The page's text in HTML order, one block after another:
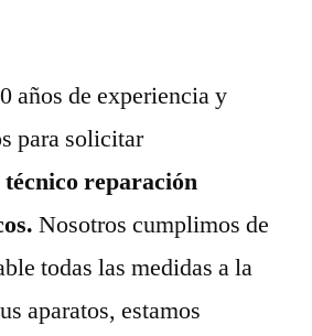
años de experiencia y
para solicitar
reparación
Nosotros cumplimos de
todas las medidas a la
aparatos, estamos